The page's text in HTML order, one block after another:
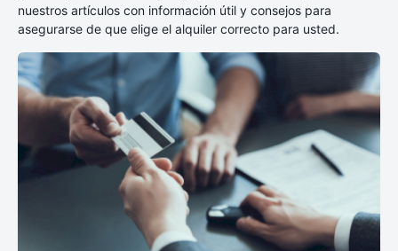
nuestros artículos con información útil y consejos para
asegurarse de que elige el alquiler correcto para usted.